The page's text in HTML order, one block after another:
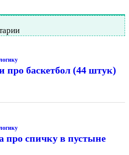
про баскетбол (44 штук)
про спичку в пустыне